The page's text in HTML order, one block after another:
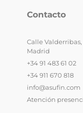
Contacto
Calle Valderribas,
Madrid
+34 91 483 61 02
+34 911 670 818
info@asufin.com
Atención